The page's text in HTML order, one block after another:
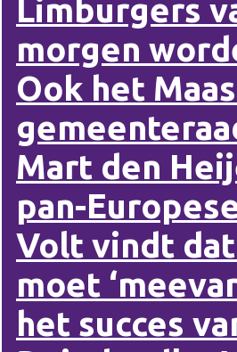
Limburgers
morgen
Ook het
Mart den
pan-
Volt vindt
moet
het succes